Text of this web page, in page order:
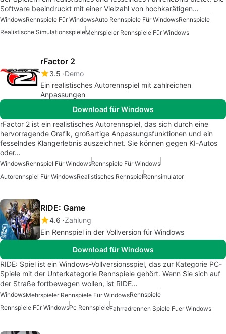
Software beeindruckt mit einer Vielzahl von hochkarätigen…
WindowsRennspiele Für WindowsAuto Rennspiele Für WindowsRennspiele
Realistische SimulationsspieleMehrspieler Rennspiele Für Windows
rFactor 2
3.5 Demo
Ein realistisches Autorennspiel mit zahlreichen
Anpassungen
Download für Windows
rFactor 2 ist ein realistisches Autorennspiel, das sich durch eine
hervorragende Grafik, großartige Anpassungsfunktionen und ein
fesselndes Klangerlebnis auszeichnet. Sie können gegen KI-Autos
oder…
WindowsRennspiel Für WindowsRennspiele Für Windows
Autorennspiel Für WindowsRealistisches RennspielRennsimulator
RIDE: Game
4.6 Zahlung
Ein Rennspiel in der Vollversion für Windows
Download für Windows
RIDE: Spiel ist ein Windows-Vollversionsspiel, das zur Kategorie PC-
Spiele mit der Unterkategorie Rennspiele gehört. Wenn Sie sich auf
der Straße fortbewegen wollen, ist RIDE…
WindowsMehrspieler Rennspiele Für WindowsRennspiele
Rennspiele Für WindowsPc RennspieleFahrradrennen Spiele Fuer Windows